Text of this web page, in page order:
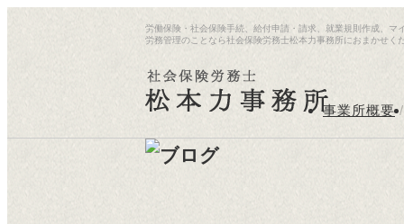
労働保険・社会保険手続、給付申請・請求、就業規則作成、マ
労務管理のことなら社会保険労務士松本力事務所におまかせく
事業所概要 /